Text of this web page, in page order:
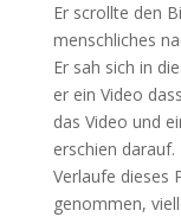
Er scrollte den
menschliches
Er sah sich in
er ein Video
das Video und
erschien
Verlaufe dieses
genommen,